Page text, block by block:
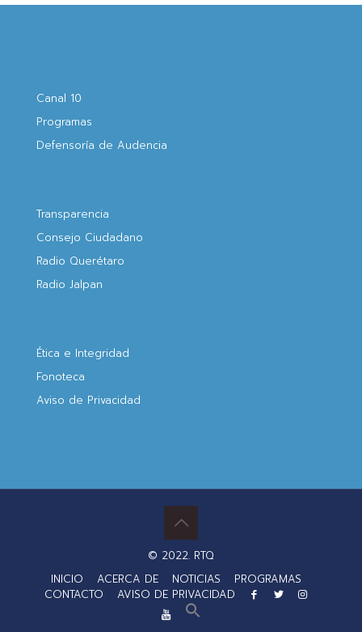
Canal 10
Programas
Defensoría de Audencia
Transparencia
Consejo Ciudadano
Radio Querétaro
Radio Jalpan
Ética e Integridad
Fonoteca
Aviso de Privacidad
© 2022. RTQ
INICIO
ACERCA DE NOTICIAS
PROGRAMAS
CONTACTO
AVISO DE PRIVACIDAD